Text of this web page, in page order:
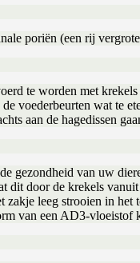
poriën (een rij
te worden met
voederbeurten wat te
aan de hagedissen
gezondheid van uw
door de krekels vanuit
zakje leeg strooien in
van een AD3-vloeistof